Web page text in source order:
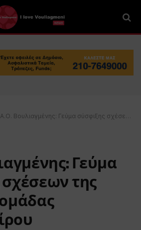
Α.Ο. Βουλιαγμένης: Γεύμα σύσφιξης σχέσεων της αντρικής ομάδας Ποδοσφαίρου
Γεύμα
της